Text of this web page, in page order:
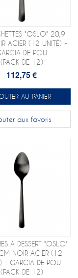
"OSLO" 20,9
ACIER (12 UNITÉ) -
DE POU
(PACK DE 12)
112,75 €
AU PANIER
aux favoris
A DESSERT "OSLO"
NOIR ACIER (12
- GARCIA DE POU
(PACK DE 12)